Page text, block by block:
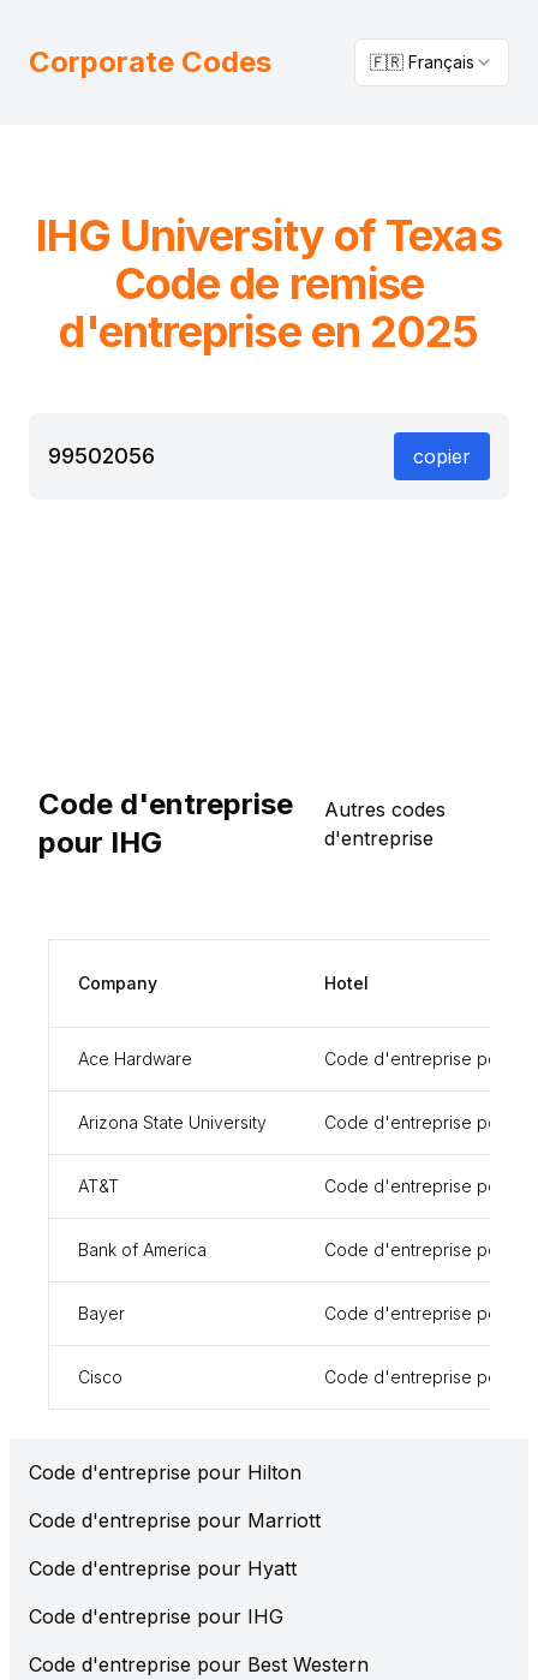
Corporate Codes 🇫🇷 Français
IHG University of Texas
Code de remise
d'entreprise en 2025
99502056 copier
Code d'entreprise
pour IHG
Autres codes
d'entreprise
Company Hotel
Ace Hardware Code d'entreprise pour
Arizona State University Code d'entreprise pour
AT&T Code d'entreprise pour
Bank of America Code d'entreprise pour
Bayer Code d'entreprise pour
Cisco Code d'entreprise pour
Code d'entreprise pour Hilton
Code d'entreprise pour Marriott
Code d'entreprise pour Hyatt
Code d'entreprise pour IHG
Code d'entreprise pour Best Western